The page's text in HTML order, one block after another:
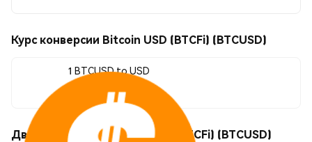
Курс конверсии Bitcoin USD (BTCFi) (BTCUSD)
1 BTCUSD to USD
$0.995159
Движения цены Bitcoin USD (BTCFi) (BTCUSD)